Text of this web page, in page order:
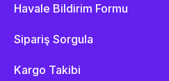
Havale Bildirim Formu
Sipariş Sorgula
Kargo Takibi